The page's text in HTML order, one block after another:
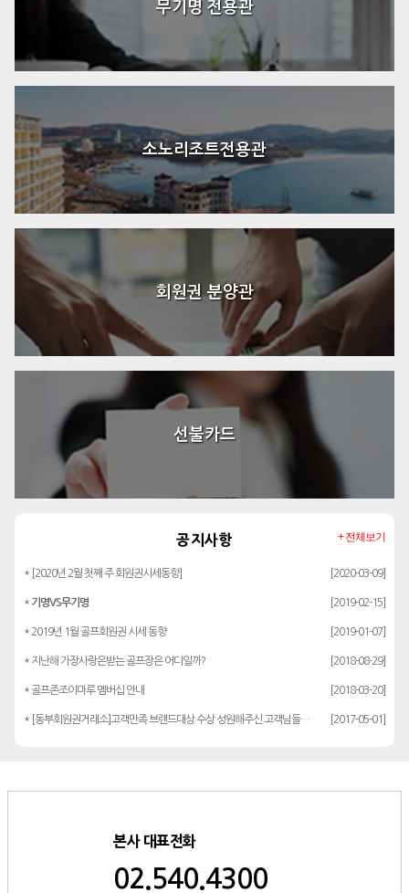
무기명 전용관
소노리조트전용관
회원권 분양관
선불카드
공지사항
* [2020년 2월 첫째 주 회원권시세동향] [2020-03-09]
* 기명VS무기명 [2019-02-15]
* 2019년 1월 골프회원권 시세 동향 [2019-01-07]
* 지난해 가장사랑은받는 골프장은 어디일까? [2018-08-29]
* 골프존조이마루 멤버십 안내 [2018-03-20]
* [동부회원권거래소]고객만족 브랜드대상 수상 성원해주신 고객님들께 감사드립… [2017-05-01]
+ 전체보기
본사 대표전화
02.540.4300